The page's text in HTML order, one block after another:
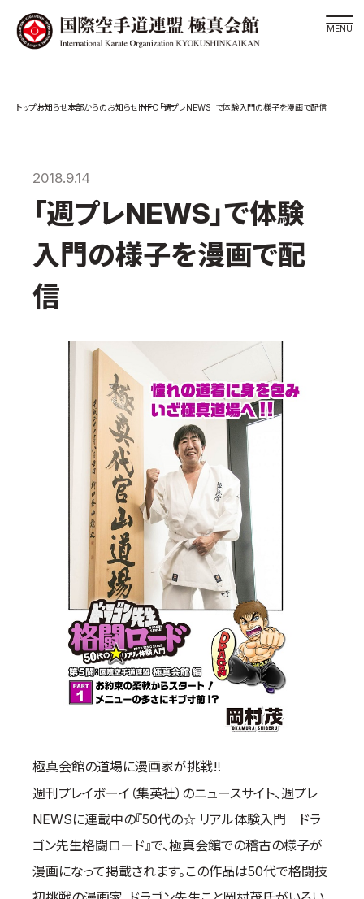
大山倍達総裁 紹介
松井章奎館長 紹介
極真の歴史
役員紹介
各委員会紹介
国際空手道連盟について
お知らせ
本部からのお知らせ
支部からのお知らせ
公式大会
公式記録
試合規則
入門のご案内
青少年部・保護者の方へ
一般の部・壮年部の方
会員制度
よくある質問
本サイトについて
プライバシーポリシー
サイトマップ
Language
お知らせ本部からのお知らせINFO 「週プレNEWS」で体験入門の様子を漫画で配信
2018.9.14
「週プレNEWS」で体験
入門の様子を漫画で配
信
極真会館の道場に漫画家が挑戦‼
週刊プレイボーイ（集英社）のニュースサイト、週プレ
NEWSに連載中の『50代の☆ リアル体験入門 ドラ
ゴン先生格闘ロード』で、極真会館での稽古の様子が
漫画になって掲載されます。この作品は50代で格闘技